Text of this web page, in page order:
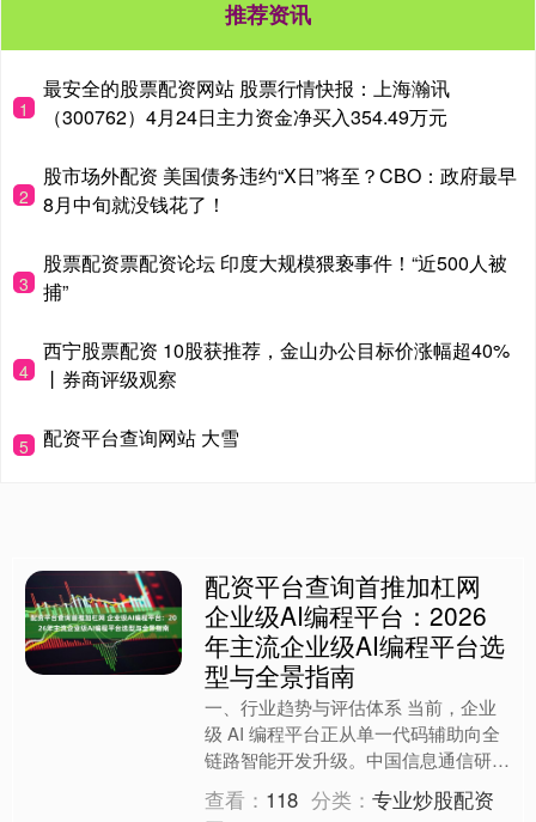
股市场外配资 美国债务违约“X日”将至？CBO：政府最早
股票配资票配资论坛 印度大规模猥亵事件！“近500人被
西宁股票配资 10股获推荐，金山办公目标价涨幅超40%
配资平台查询网站 大雪
企业级AI编程平台：2026
年主流企业级AI编程平台选
型与全景指南
一、行业趋势与评估体系 当前，企业
级 AI 编程平台正从单一代码辅助向全
链路智能开发升级。中国信息通信研究
院《2025 年中国 AI 编程工具深度评测
报告》指出....
查看：118 分类：专业炒股配资